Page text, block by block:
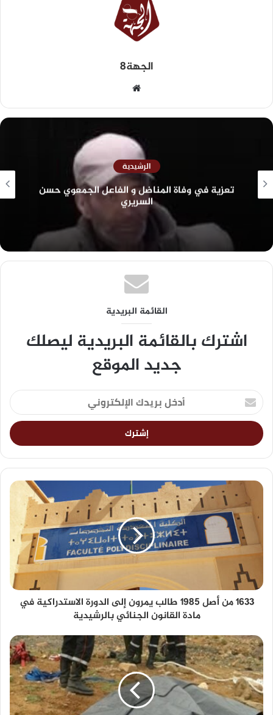
الجهة8
الرشيدية
تعزية في وفاة المناضل و الفاعل الجمعوي حسن
السريري
القائمة البريدية
اشترك بالقائمة البريدية ليصلك
جديد الموقع
1633 من أصل 1985 طالب يمرون إلى الدورة الاستدراكية في
مادة القانون الجنائي بالرشيدية